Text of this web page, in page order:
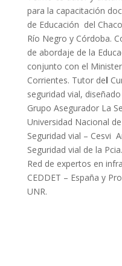
para la capacitación
de Educación del
Río Negro y Córdoba.
de abordaje de la
conjunto con el
Corrientes. Tutor del
seguridad vial,
Grupo Asegurador La
Universidad Nacional
Seguridad vial – Cesvi
Seguridad vial de la
Red de expertos en
CEDDET – España y
UNR.